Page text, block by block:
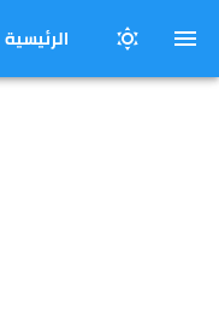
الرئيسية